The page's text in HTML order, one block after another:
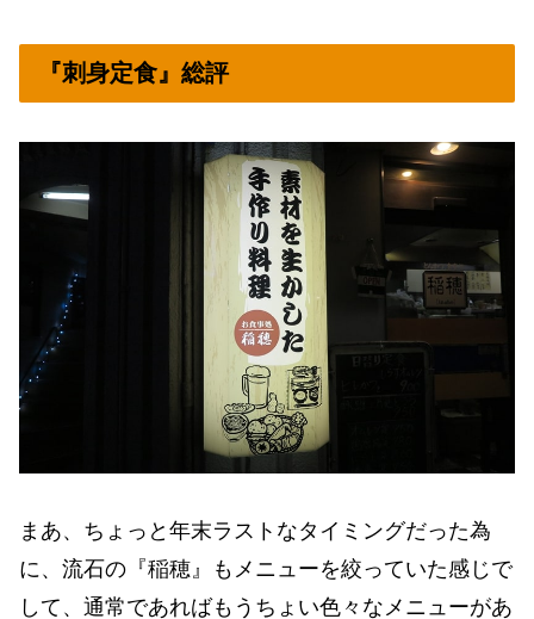
『刺身定食』総評
まあ、ちょっと年末ラストなタイミングだった為
に、流石の『稲穂』もメニューを絞っていた感じで
して、通常であればもうちょい色々なメニューがあ